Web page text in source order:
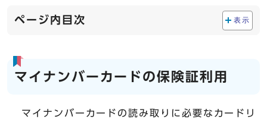
ページ内目次 表示
マイナンバーカードの保険証利用
マイナンバーカードの読み取りに必要なカードリ